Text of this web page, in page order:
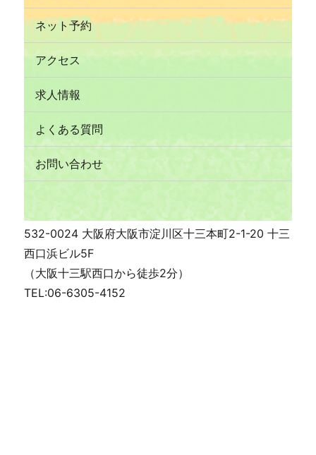
ネット予約
アクセス
求人情報
よくある質問
お問い合わせ
532-0024 大阪府大阪市淀川区十三本町2-1-20 十三
西口浜ビル5F
（大阪十三駅西口から徒歩2分）
TEL:06-6305-4152